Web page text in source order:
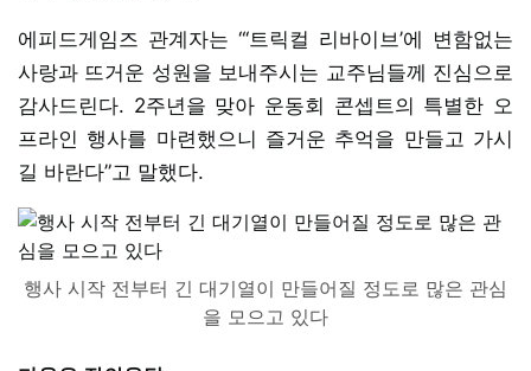
에피드게임즈 관계자는 “‘트릭컬 리바이브’에 변함없는
사랑과 뜨거운 성원을 보내주시는 교주님들께 진심으로
감사드린다. 2주년을 맞아 운동회 콘셉트의 특별한 오
프라인 행사를 마련했으니 즐거운 추억을 만들고 가시
길 바란다”고 말했다.
행사 시작 전부터 긴 대기열이 만들어질 정도로 많은 관심
을 모으고 있다